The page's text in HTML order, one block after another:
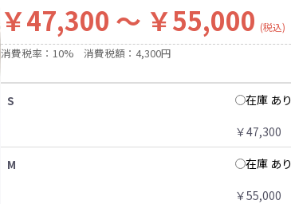
￥47,300 ～ ￥55,000 (税込)
消費税率：10% 消費税額：4,300円
S
在庫 あり
￥47,300
M
在庫 あり
￥55,000